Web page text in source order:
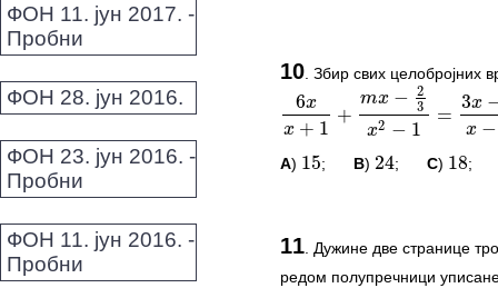
ФОН 11. јун 2017. -
Пробни
ФОН 28. јун 2016.
ФОН 23. јун 2016. -
Пробни
ФОН 11. јун 2016. -
Пробни
Овај задатак нема
*Морате бити логовани
10 Збир свих целобројних
6xx+1+ mx −23x2−1=3 x−1 x−1
A)
15
15; B)
24
24; C)
18
18;
Овај задатак нема
11. Дужине две странице
редом полупречници
14 14 7